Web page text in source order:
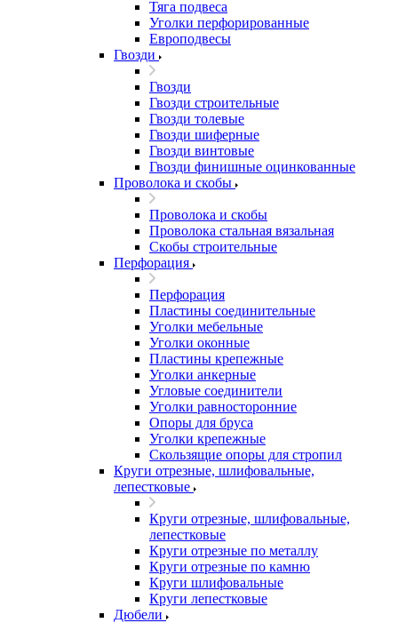
Тяга подвеса
Уголки перфорированные
Европодвесы
Гвозди
Гвозди
Гвозди строительные
Гвозди толевые
Гвозди шиферные
Гвозди винтовые
Гвозди финишные оцинкованные
Проволока и скобы
Проволока и скобы
Проволока стальная вязальная
Скобы строительные
Перфорация
Перфорация
Пластины соединительные
Уголки мебельные
Уголки оконные
Пластины крепежные
Уголки анкерные
Угловые соединители
Уголки равносторонние
Опоры для бруса
Уголки крепежные
Скользящие опоры для стропил
Круги отрезные, шлифовальные,
лепестковые
Круги отрезные, шлифовальные,
лепестковые
Круги отрезные по металлу
Круги отрезные по камню
Круги шлифовальные
Круги лепестковые
Дюбели